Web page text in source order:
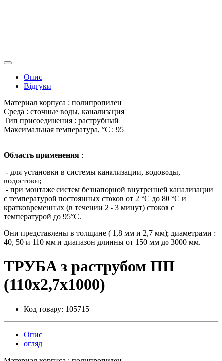
Опис
Відгуки
Материал корпуса : полипропилен
Среда : сточные воды, канализация
Тип присоединения : раструбный
Максимальная температура, °С : 95
Область применения :
- для установки в системы канализации, водоводы,
водостоки;
- при монтаже систем безнапорной внутренней канализации
с температурой постоянных стоков от 2 °C до 80 °С и
кратковременных (в течении 2 - 3 минут) стоков с
температурой до 95°С.
Они представлены в толщине ( 1,8 мм и 2,7 мм); диаметрами :
40, 50 и 110 мм и диапазон длинны от 150 мм до 3000 мм.
ТРУБА з раструбом ПП
(110х2,7х1000)
Код товару: 105715
Опис
огляд